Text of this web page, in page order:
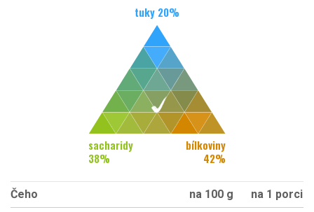
tuky 20%
sacharidy
38%
bílkoviny
42%
Čeho na 100 g
na 1 porci